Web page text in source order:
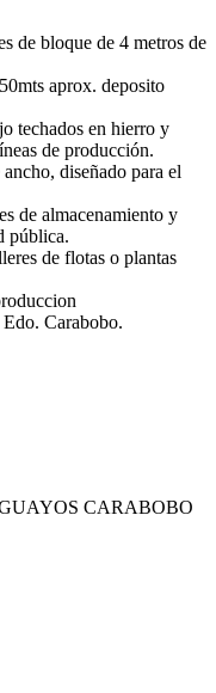
de bloque de 4 metros de
aprox. deposito
techados en hierro y
de producción.
diseñado para el
de almacenamiento y
pública.
de flotas o plantas
Carabobo.
CARABOBO